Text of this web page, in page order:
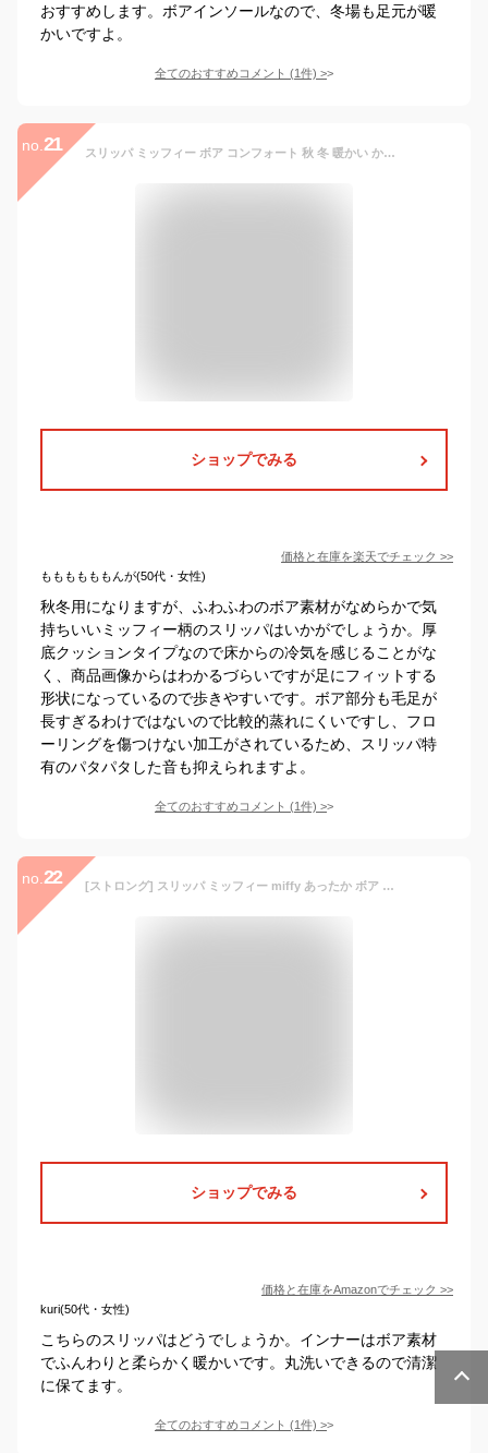
おすすめします。ボアインソールなので、冬場も足元が暖
かいですよ。
全てのおすすめコメント (1件) >
no. 21 スリッパ ミッフィー ボア コンフォート 秋 冬 暖かい かわいい 室内 ルームシューズ 1足
ショップでみる
価格と在庫を楽天でチェック >>
ももももももんが(50代・女性)
秋冬用になりますが、ふわふわのボア素材がなめらかで気
持ちいいミッフィー柄のスリッパはいかがでしょうか。厚
底クッションタイプなので床からの冷気を感じることがな
く、商品画像からはわかるづらいですが足にフィットする
形状になっているので歩きやすいです。ボア部分も毛足が
長すぎるわけではないので比較的蒸れにくいですし、フロ
ーリングを傷つけない加工がされているため、スリッパ特
有のパタパタした音も抑えられますよ。
全てのおすすめコメント (1件) >
no. 22 [ストロング] スリッパ ミッフィー miffy あったか ボア チャールス 洗える ソフト 秋 冬 暖かい かわいい 室内 リビング ルームシューズ (ベージュ1足)
ショップでみる
価格と在庫をAmazonでチェック >>
kuri(50代・女性)
こちらのスリッパはどうでしょうか。インナーはボア素材
でふんわりと柔らかく暖かいです。丸洗いできるので清潔
に保てます。
全てのおすすめコメント (1件) >